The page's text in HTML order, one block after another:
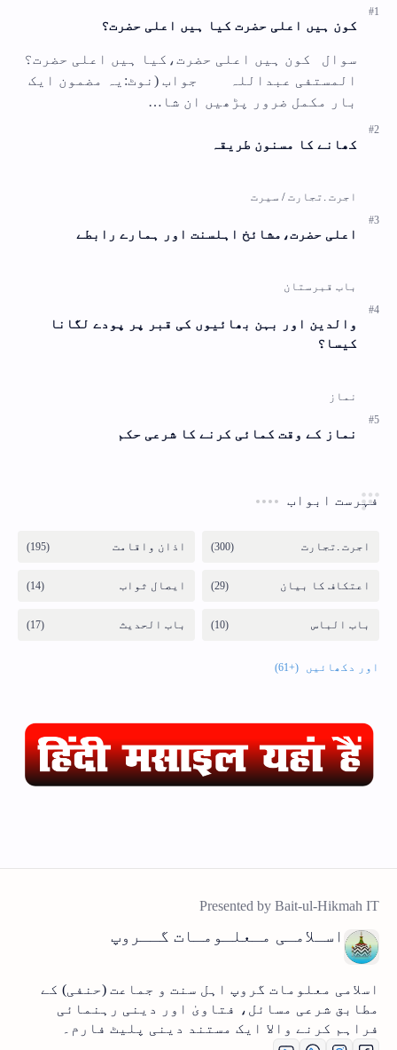
کون ہیں اعلی حضرت کیا ہیں اعلی حضرت؟
سوال کون ہیں اعلی حضرت،کیا ہیں اعلی حضرت؟
المستفی عبداللہ جواب (نوٹ:یہ مضمون ایک
بار مکمل ضرور پڑھیں ان شا…
کھانے کا مسنون طریقہ
اعلی حضرت،مشائخ اہلسنت اور ہمارے رابطے
والدین اور بہن بھائیوں کی قبر پر پودے لگانا
کیسا؟
نماز کے وقت کمائی کرنے کا شرعی حکم
فہرست ابواب
اسـلامـی مـعلـومـات گــروپ
اسلامی معلومات گروپ اہل سنت و جماعت (حنفی) کے
مطابق شرعی مسائل، فتاویٰ اور دینی رہنمائی
فراہم کرنے والا ایک مستند دینی پلیٹ فارم۔